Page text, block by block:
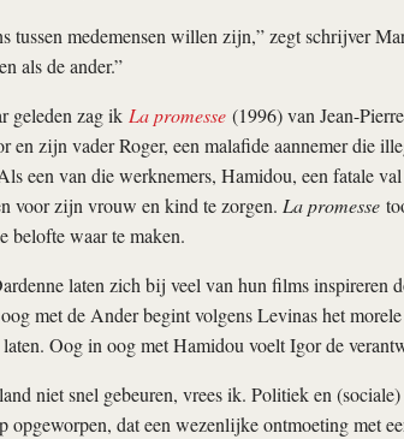
tussen medemensen willen zijn,” zegt schrijver
als de ander.”
geleden zag ik La promesse(1996) van Jean-
en zijn vader Roger, een malafide aannemer die
een van die werknemers, Hamidou, een fatale
voor zijn vrouw en kind te zorgen. La promesse
belofte waar te maken.
laten zich bij veel van hun films inspireren
met de Ander begint volgens Levinas het
Oog in oog met Hamidou voelt Igor de
niet snel gebeuren, vrees ik. Politiek en
opgeworpen, dat een wezenlijke ontmoeting met